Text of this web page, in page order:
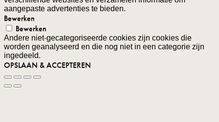
aangepaste advertenties te bieden.
Bewerken
Bewerken
Andere niet-gecategoriseerde cookies zijn cookies die
worden geanalyseerd en die nog niet in een categorie zijn
ingedeeld.
OPSLAAN & ACCEPTEREN